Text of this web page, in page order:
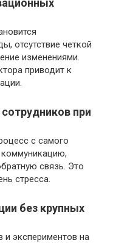
отсутствие четкой
изменениями.
приводит к
при
с самого
коммуникацию,
связь. Это
стресса.
без крупных
экспериментов на